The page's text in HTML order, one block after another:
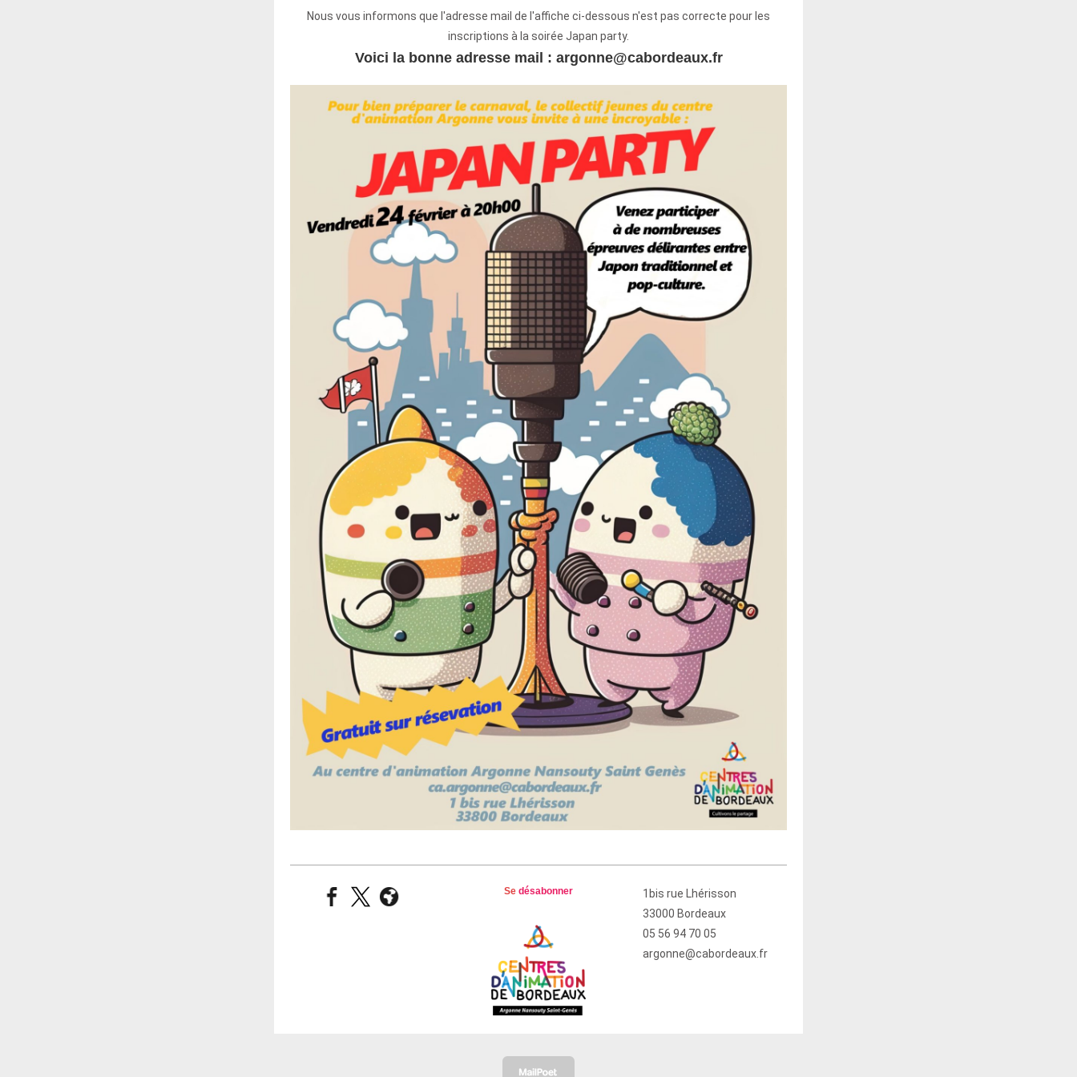
Nous vous informons que l'adresse mail de l'affiche ci-dessous n'est pas correcte pour les
inscriptions à la soirée Japan party.
Voici la bonne adresse mail : argonne@cabordeaux.fr
Se désabonner
1bis rue Lhérisson
33000 Bordeaux
05 56 94 70 05
argonne@cabordeaux.fr